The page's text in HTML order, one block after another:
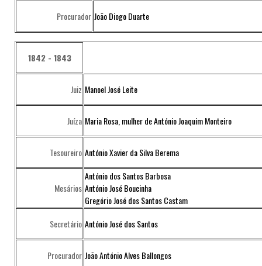
Procurador João Diogo Duarte
1842 - 1843
Juiz Manoel José Leite
Juíza Maria Rosa, mulher de António Joaquim Monteiro
Tesoureiro António Xavier da Silva Berema
Mesários
António dos Santos Barbosa
António José Boucinha
Gregório José dos Santos Castam
Secretário António José dos Santos
Procurador João António Alves Ballongos